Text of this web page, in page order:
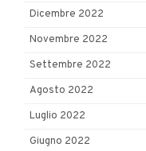
Dicembre 2022
Novembre 2022
Settembre 2022
Agosto 2022
Luglio 2022
Giugno 2022